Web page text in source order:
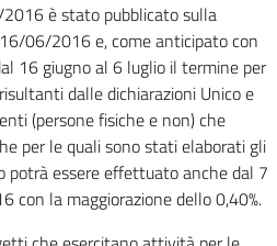
è stato pubblicato sulla
06/2016 e, come anticipato con
16 giugno al 6 luglio il termine per
dalle dichiarazioni Unico e
(persone fisiche e non) che
per le quali sono stati elaborati gli
potrà essere effettuato anche dal 7
con la maggiorazione dello 0,40%.